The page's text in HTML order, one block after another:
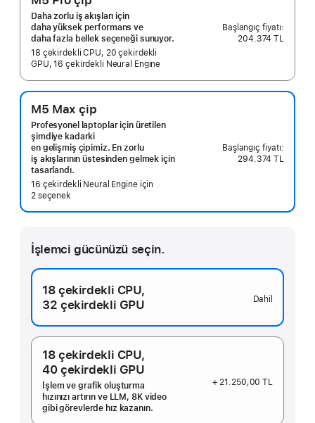
Daha zorlu iş akışları için
daha yüksek performans ve
daha fazla bellek seçeneği sunuyor.
18 çekirdekli CPU, 20 çekirdekli
GPU, 16 çekirdekli Neural Engine
204.374 TL
M5 Max çip
Profesyonel laptoplar için üretilen
şimdiye kadarki
en gelişmiş çipimiz. En zorlu
iş akışlarının üstesinden gelmek için
tasarlandı.
16 çekirdekli Neural Engine için
2 seçenek
294.374 TL
İşlemci gücünüzü seçin.
18 çekirdekli CPU,
32 çekirdekli GPU
Dahil
18 çekirdekli CPU,
40 çekirdekli GPU
İşlem ve grafik oluşturma
hızınızı artırın ve LLM, 8K video
gibi görevlerde hız kazanın.
+ 21.250,00 TL